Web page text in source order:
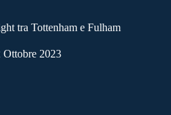
tra Tottenham e Fulham
Ottobre 2023